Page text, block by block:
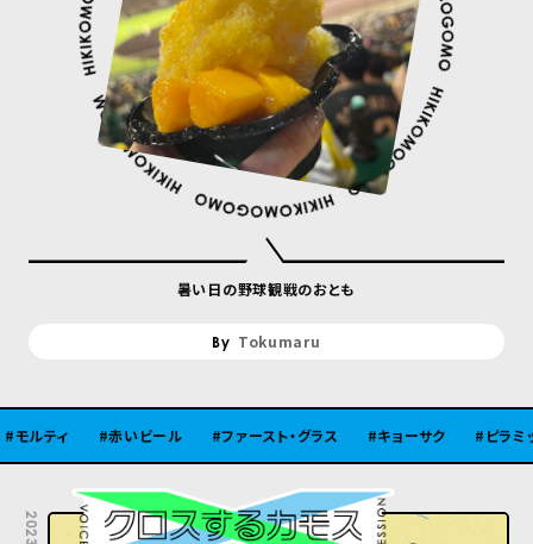
暑い日の野球観戦のおとも
Tokumaru
赤いビール ファースト・グラス キョーサク ピラミッド